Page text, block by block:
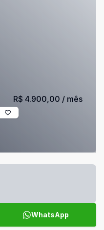
R$ 4.900,00 / mês
WhatsApp